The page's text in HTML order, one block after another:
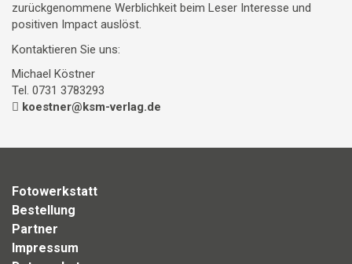
zurückgenommene Werblichkeit beim Leser Interesse und
positiven Impact auslöst.
Kontaktieren Sie uns:
Michael Köstner
Tel. 0731 3783293
koestner@ksm-verlag.de
Fotowerkstatt
Bestellung
Partner
Impressum